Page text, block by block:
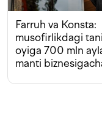
Farruh va Konsta:
musofirlikdagi
oyiga 700 mln
manti